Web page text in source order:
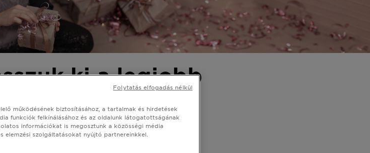
ki a legjobb
nő számára?
működésének biztosításához, a tartalmak és hirdetések
funkciók felkínálásához és az oldalunk látogatottságának
információkat is megosztunk a közösségi média
elemzési szolgáltatásokat nyújtó partnereinkkel.
Folytatás elfogadás nélkül